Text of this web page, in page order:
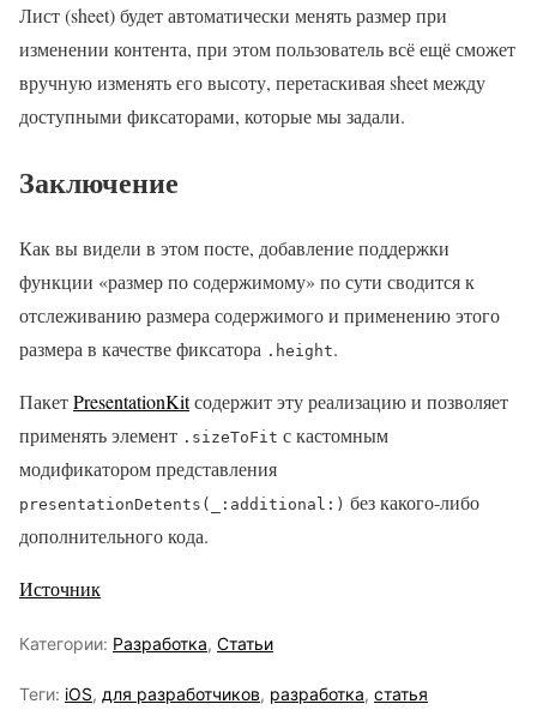
Лист (sheet) будет автоматически менять размер при
изменении контента, при этом пользователь всё ещё сможет
вручную изменять его высоту, перетаскивая sheet между
доступными фиксаторами, которые мы задали.
Заключение
Как вы видели в этом посте, добавление поддержки
функции «размер по содержимому» по сути сводится к
отслеживанию размера содержимого и применению этого
размера в качестве фиксатора .height.
ПакетPresentationKitсодержит эту реализацию и позволяет
применять элемент .sizeToFit с кастомным
модификатором представления
presentationDetents(_:additional:) без какого-либо
дополнительного кода.
Источник
Категории: Разработка, Статьи
Теги: iOS, для разработчиков, разработка, статья